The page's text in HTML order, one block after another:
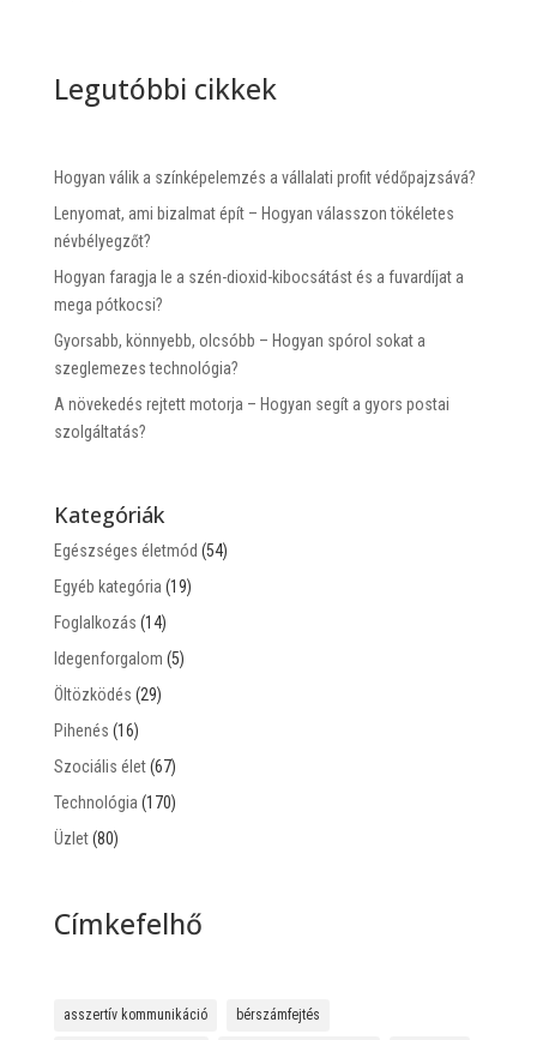
Legutóbbi cikkek
Hogyan válik a színképelemzés a vállalati profit védőpajzsává?
Lenyomat, ami bizalmat épít – Hogyan válasszon tökéletes
névbélyegzőt?
Hogyan faragja le a szén-dioxid-kibocsátást és a fuvardíjat a
mega pótkocsi?
Gyorsabb, könnyebb, olcsóbb – Hogyan spórol sokat a
szeglemezes technológia?
A növekedés rejtett motorja – Hogyan segít a gyors postai
szolgáltatás?
Kategóriák
Egészséges életmód (54)
Egyéb kategória (19)
Foglalkozás (14)
Idegenforgalom (5)
Öltözködés (29)
Pihenés (16)
Szociális élet(67)
Technológia (170)
Üzlet(80)
Címkefelhő
asszertív kommunikáció bérszámfejtés